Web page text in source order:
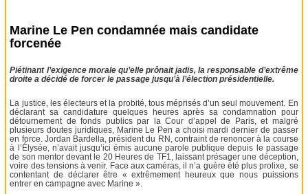
Marine Le Pen condamnée mais candidate
forcenée
Piétinant l’exigence morale qu’elle prônait jadis, la responsable d’extrême
droite a décidé de forcer le passage jusqu’à l’élection présidentielle.
La justice, les électeurs et la probité, tous méprisés d’un seul mouvement. En
déclarant sa candidature quelques heures après sa condamnation pour
détournement de fonds publics par la Cour d’appel de Paris, et malgré
plusieurs doutes juridiques, Marine Le Pen a choisi mardi dernier de passer
en force. Jordan Bardella, président du RN, contraint de renoncer à la course
à l’Élysée, n’avait jusqu’ici émis aucune parole publique depuis le passage
de son mentor devant le 20 Heures de TF1, laissant présager une déception,
voire des tensions à venir. Face aux caméras, il n’a guère été plus prolixe, se
contentant de déclarer être « extrêmement heureux que nous puissions
entrer en campagne avec Marine ».